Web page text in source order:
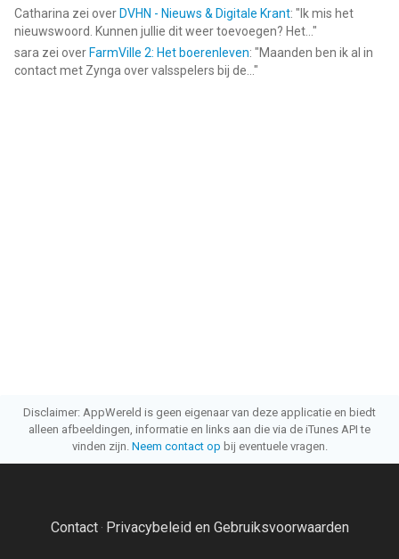
Catharina zei over DVHN - Nieuws & Digitale Krant: " Ik mis het
nieuwswoord. Kunnen jullie dit weer toevoegen? Het... "
sara zei over FarmVille 2: Het boerenleven: "Maanden ben ik al in
contact met Zynga over valsspelers bij de... "
Disclaimer: AppWereld is geen eigenaar van deze applicatie en biedt
alleen afbeeldingen, informatie en links aan die via de iTunes API te
vinden zijn. Neem contact op bij eventuele vragen.
Contact· Privacybeleid en Gebruiksvoorwaarden